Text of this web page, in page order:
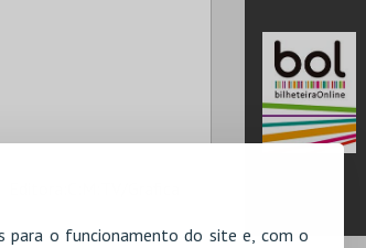
para o funcionamento do site e, com o
Grafica